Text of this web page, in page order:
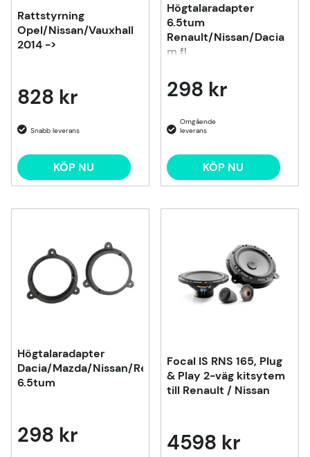
Rattstyrning
Opel/Nissan/Vauxhall
2014 ->
828 kr
KÖP NU
Högtalaradapter
6.5tum
Renault/Nissan/Dacia
m.fl.
298 kr
KÖP NU
Högtalaradapter
Dacia/Mazda/Nissan/Renault
6.5tum
298 kr
Focal IS RNS 165, Plug
& Play 2-väg kitsytem
till Renault / Nissan
4598 kr